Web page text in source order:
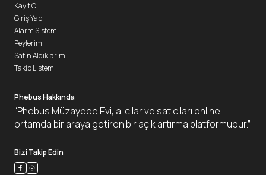
Phebus Hakkında
“Phebus Müzayede Evi, alıcılar ve satıcıları online
ortamda bir araya getiren bir açık artırma platformudur.”
Bizi Takip Edin
Kayıt Ol
Giriş Yap
Alarm Sistemi
Peylerim
Satın Aldıklarım
Takip Listem